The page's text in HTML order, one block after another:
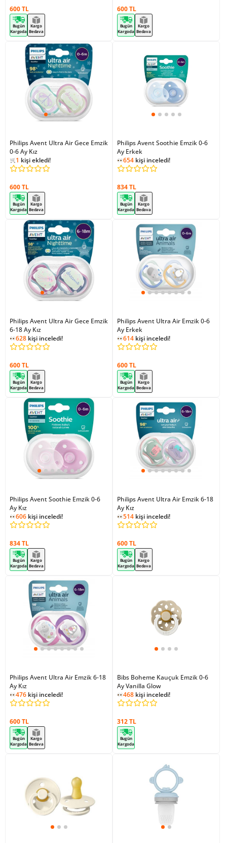
600 TL
Bugün
Kargoda
Kargo
Bedava
600 TL
Bugün
Kargoda
Kargo
Bedava
Philips Avent Ultra Air Gece Emzik
0-6 Ay Kız
660kişi inceledi!
1 kişi ekledi!
660kişi inceledi!
600 TL
Bugün
Kargoda
Kargo
Bedava
Philips Avent Soothie Emzik 0-6
Ay Erkek
654 kişi inceledi!
834 TL
Bugün
Kargoda
Kargo
Bedava
Philips Avent Ultra Air Gece Emzik
6-18 Ay Kız
628 kişi inceledi!
600 TL
Bugün
Kargoda
Kargo
Bedava
Philips Avent Ultra Air Emzik 0-6
Ay Erkek
614 kişi inceledi!
600 TL
Bugün
Kargoda
Kargo
Bedava
Philips Avent Soothie Emzik 0-6
Ay Kız
606 kişi inceledi!
834 TL
Bugün
Kargoda
Kargo
Bedava
Philips Avent Ultra Air Emzik 6-18
Ay Kız
514 kişi inceledi!
600 TL
Bugün
Kargoda
Kargo
Bedava
Philips Avent Ultra Air Emzik 6-18
Ay Kız
476 kişi inceledi!
600 TL
Bugün
Kargoda
Kargo
Bedava
Bibs Boheme Kauçuk Emzik 0-6
Ay Vanilla Glow
468 kişi inceledi!
312 TL
Bugün
Kargoda